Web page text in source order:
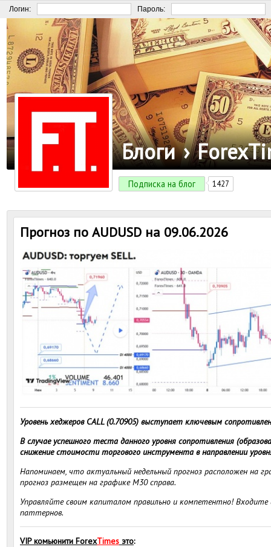
Логин: Пароль:
Блоги ›
Подписка на блог 1427
Прогноз по AUDUSD на 09.06.2026
Уровень хеджеров CALL (0.70905) выступает ключевым
В случае успешного теста данного уровня сопротивления
снижение стоимости торгового инструмента в направлении
Напоминаем, что актуальный недельный прогноз расположен на
прогноз размещен на графике M30 справа.
Управляйте своим капиталом правильно и компетентно! Входите
паттернов.
VIP комьюнити ForexTimes это: